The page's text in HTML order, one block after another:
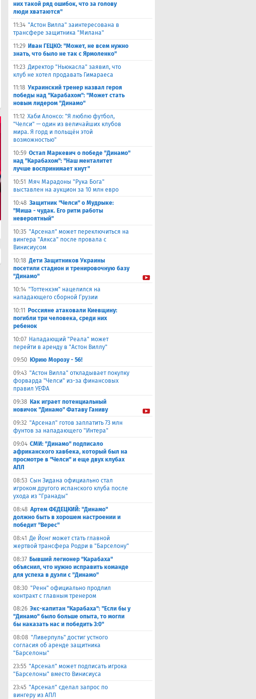
них такой ряд ошибок, что за голову
люди хватаются"
11:34 "Астон Вилла" заинтересована в
трансфере защитника "Милана"
11:29 Иван ГЕЦКО: "Может, не всем нужно
знать, что было не так с Ярмоленко"
11:23 Директор "Ньюкасла" заявил, что
клуб не хотел продавать Гимараеса
11:18 Украинский тренер назвал героя
победы над "Карабахом": "Может стать
новым лидером "Динамо"
11:12 Хаби Алонсо: "Я люблю футбол,
"Челси" — один из величайших клубов
мира. Я горд и польщён этой
возможностью"
10:59 Остап Маркевич о победе "Динамо"
над "Карабахом": "Наш менталитет
лучше воспринимает кнут"
10:51 Мяч Марадоны "Рука Бога"
выставлен на аукцион за 10 млн евро
10:48 Защитник "Челси" о Мудрыке:
"Миша - чудак. Его ритм работы
невероятный"
10:35 "Арсенал" может переключиться на
вингера "Аякса" после провала с
Винисиусом
10:18 Дети Защитников Украины
посетили стадион и тренировочную базу
"Динамо"
10:14 "Тоттенхэм" нацелился на
нападающего сборной Грузии
10:11
Россияне атаковали Киевщину:
погибли три человека, среди них
ребенок
10:07 Нападающий "Реала" может
перейти в аренду в "Астон Виллу"
09:50 Юрию Морозу - 56!
09:43 "Астон Вилла" откладывает покупку
форварда "Челси" из-за финансовых
правил УЕФА
09:38 Как играет потенциальный
новичок "Динамо" Фатаву Ганиву
09:32 "Арсенал" готов заплатить 73 млн
фунтов за нападающего "Интера"
09:04 СМИ: "Динамо" подписало
африканского хавбека, который был на
просмотре в "Челси" и еще двух клубах
АПЛ
08:53 Сын Зидана официально стал
игроком другого испанского клуба после
ухода из "Гранады"
08:48 Артем ФЕДЕЦКИЙ: "Динамо"
должно быть в хорошем настроении и
победит "Верес"
08:41 Де Йонг может стать главной
жертвой трансфера Родри в "Барселону"
08:37 Бывший легионер "Карабаха"
объяснил, что нужно исправить команде
для успеха в дуэли с "Динамо"
08:30 "Ренн" официально продлил
контракт с главным тренером
08:26 Экс-капитан "Карабаха": "Если бы у
"Динамо" было больше опыта, то могли
бы наказать нас и победить 3:0"
08:08 "Ливерпуль" достиг устного
согласия об аренде защитника
"Барселоны"
23:55 "Арсенал" может подписать игрока
"Барселоны" вместо Винисиуса
23:45 "Арсенал" сделал запрос по
вингеру из АПЛ